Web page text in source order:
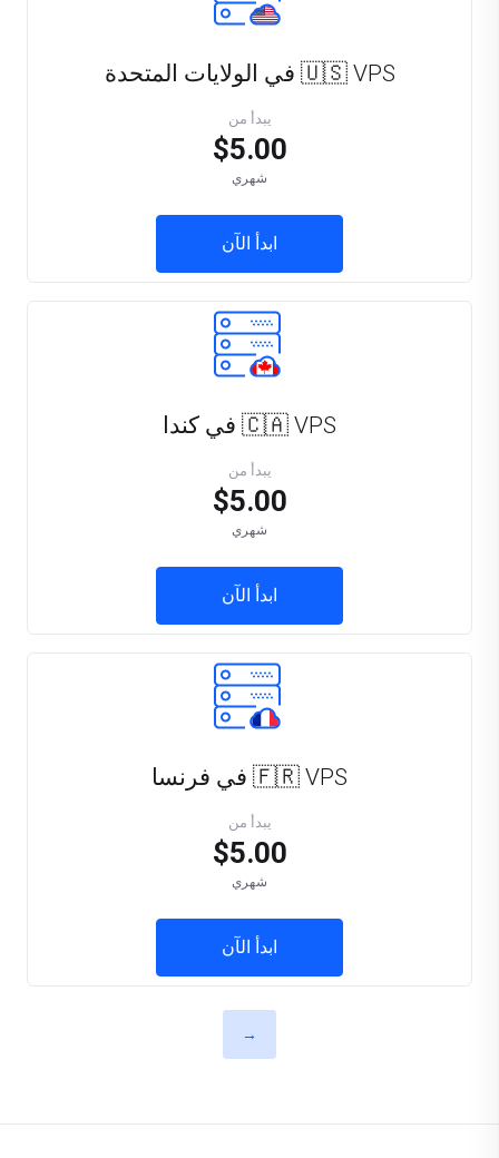
🇺🇸 VPS في الولايات المتحدة
يبدأ من
$5.00
شهري
ابدأ الآن
🇨🇦 VPS في كندا
يبدأ من
$5.00
شهري
ابدأ الآن
🇫🇷 VPS في فرنسا
يبدأ من
$5.00
شهري
ابدأ الآن
→